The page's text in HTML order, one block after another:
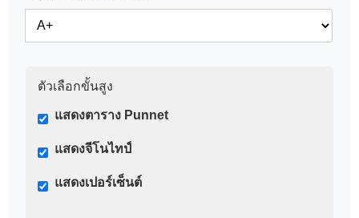
ตัวเลือกขั้นสูง
แสดงตาราง Punnet
แสดงจีโนไทป์
แสดงเปอร์เซ็นต์